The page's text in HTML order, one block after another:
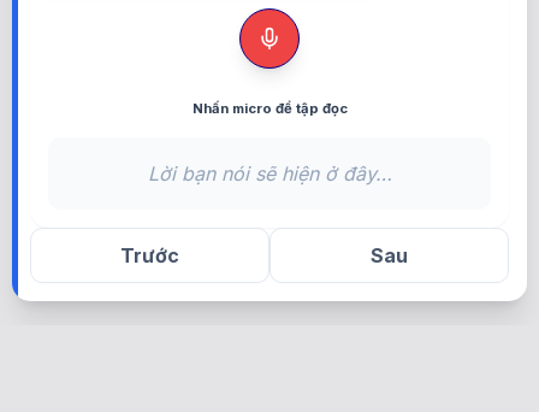
Nhấn micro để tập đọc
Lời bạn nói sẽ hiện ở đây…
Trước Sau